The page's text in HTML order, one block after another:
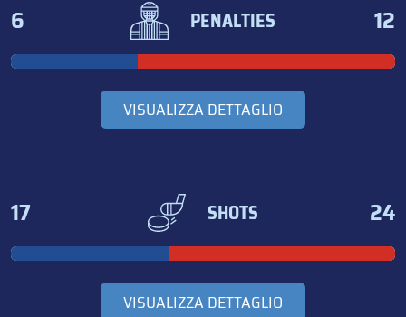
6 PENALTIES 12
VISUALIZZA DETTAGLIO
17 SHOTS 24
VISUALIZZA DETTAGLIO